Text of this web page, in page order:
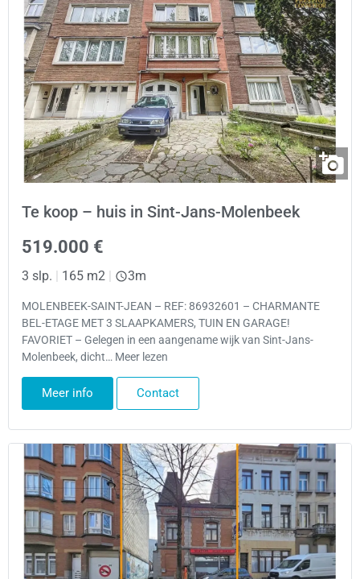
Te koop – huis in Sint-Jans-Molenbeek
519.000 €
3 slp. 165 m2 3m
MOLENBEEK-SAINT-JEAN – REF: 86932601 – CHARMANTE
BEL-ETAGE MET 3 SLAAPKAMERS, TUIN EN GARAGE!
FAVORIET – Gelegen in een aangename wijk van Sint-Jans-
Molenbeek, dicht… Meer lezen
Meer info Contact